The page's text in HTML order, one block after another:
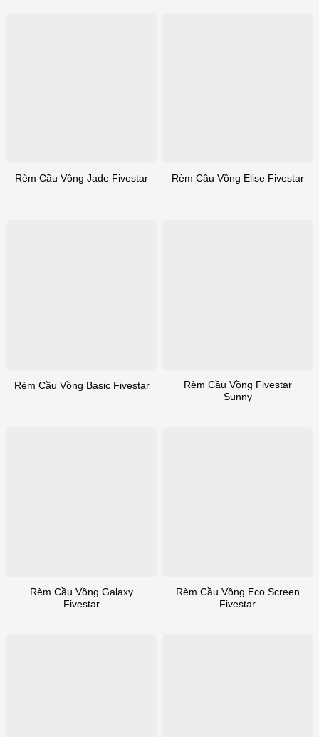
Rèm Cầu Vồng Jade Fivestar Rèm Cầu Vồng Elise Fivestar
Rèm Cầu Vồng Basic Fivestar
Rèm Cầu Vồng Fivestar
Sunny
Rèm Cầu Vồng Galaxy
Fivestar
Rèm Cầu Vồng Eco Screen
Fivestar